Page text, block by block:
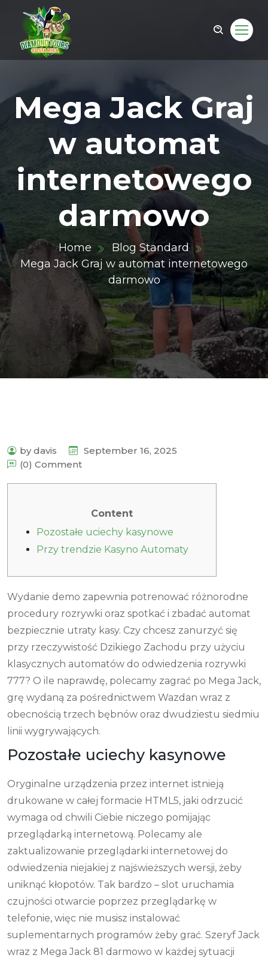
Mega Jack Graj
w automat
internetowego
darmowo
Home
Blog Standard
Mega Jack Graj w automat internetowego
darmowo
by davis
September 16, 2025
(0) Comment
Content
Pozostałe uciechy kasynowe
Przy trendzie Kasyno Automaty
Wydanie demo zapewnia potrenować różnorodne
procedury rozrywki oraz spotkać i zbadać automat
bezpiecznie utraty kasy. Czy chcesz zanurzyć się
przy rzeczywistość Dzikiego Zachodu przy użyciu
klasycznych automatów do odwiedzenia rozrywki
777? O ile naprawdę, polecamy zagrać po Mega Jack,
grę wydaną za pośrednictwem Wazdan wraz z
obecnością trzech bębnów oraz dwudziestu siedmiu
linii wygrywających.
Pozostałe uciechy kasynowe
Oryginalne urządzenia przez internet istnieją
drukowane w całej formacie HTML5, jaki odrzucić
wymaga od chwili Ciebie niczego pomijając
przeglądarką internetową. Polecamy ale
zaktualizowanie przeglądarki internetowej do
odwiedzenia niejakiej z najświeższych wersji, żeby
uniknąć kłopotów. Tak bardzo – slot uruchamia
czujności otwarcie poprzez przeglądarkę w
telefonie, więc nie musisz instalować
suplementarnych programów żeby grać. Szeryf Jack
wraz z Mega Jack 81 darmowo w każdej sytuacji